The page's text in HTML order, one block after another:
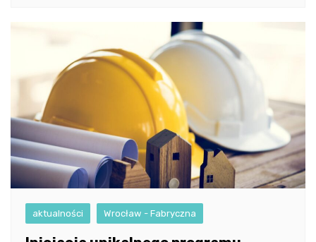
aktualności Wrocław - Fabryczna